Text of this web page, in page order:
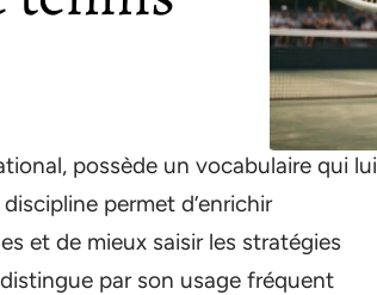
possède un vocabulaire qui lui
permet d’enrichir
et de mieux saisir les stratégies
par son usage fréquent